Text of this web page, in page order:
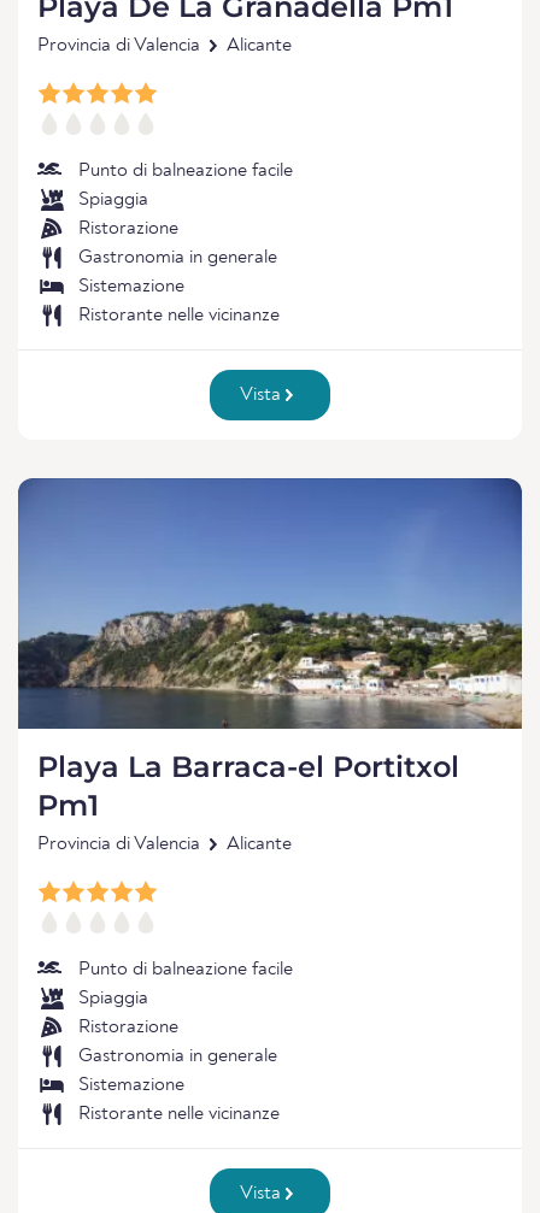
Provincia di Valencia Alicante
Punto di balneazione facile
Spiaggia
Ristorazione
Gastronomia in generale
Sistemazione
Ristorante nelle vicinanze
Vista
Playa La Barraca-el Portitxol
Pm1
Provincia di Valencia Alicante
Punto di balneazione facile
Spiaggia
Ristorazione
Gastronomia in generale
Sistemazione
Ristorante nelle vicinanze
Vista